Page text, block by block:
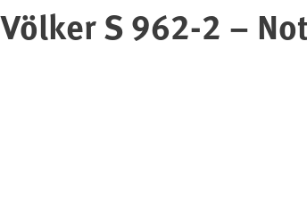
Völker S 962-2